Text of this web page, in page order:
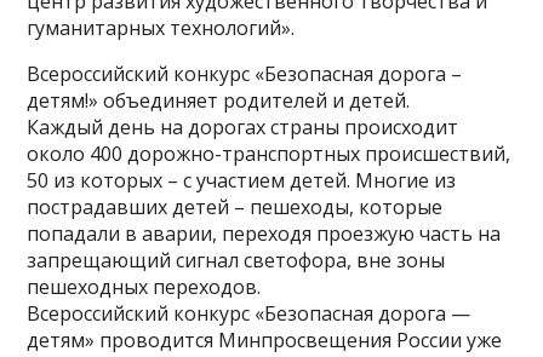
гуманитарных технологий».
Всероссийский конкурс «Безопасная дорога –
детям!» объединяет родителей и детей.
Каждый день на дорогах страны происходит
около 400 дорожно-транспортных происшествий,
50 из которых – с участием детей. Многие из
пострадавших детей – пешеходы, которые
попадали в аварии, переходя проезжую часть на
запрещающий сигнал светофора, вне зоны
пешеходных переходов.
Всероссийский конкурс «Безопасная дорога —
детям» проводится Минпросвещения России уже